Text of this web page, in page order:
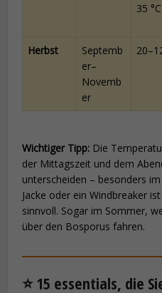
35
Herbst
Septemb
er–
Novemb
er
Wichtiger Tipp: Die
der Mittagszeit und dem
unterscheiden – besonders
Jacke oder ein Windbreaker
sinnvoll. Sogar im Sommer,
über den Bosporus fahren.
⭐ 15 essentials, die